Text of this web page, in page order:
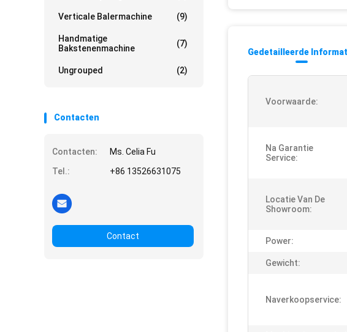
Verticale Balermachine (9)
Handmatige
Bakstenenmachine
(7)
Ungrouped (2)
Contacten
Contacten:
Ms. Celia Fu
Tel.:
+86 13526631075
Contact
Gedetailleerde
Voorwaarde:
Na Garantie
Service:
Locatie Van De
Showroom:
Power:
Gewicht:
Naverkoopservice: